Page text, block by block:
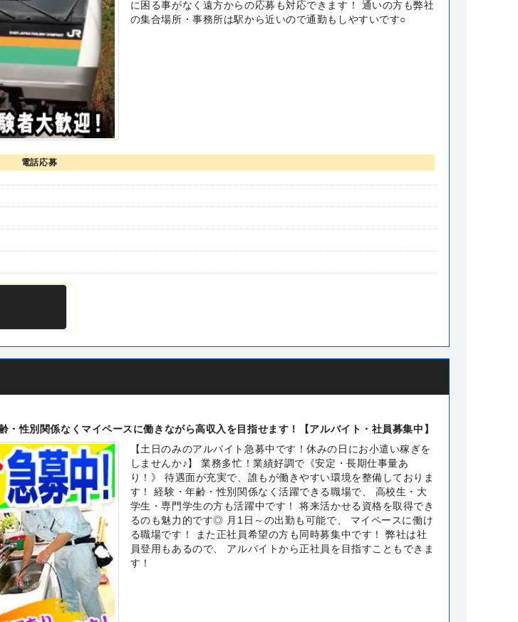
に困る事がなく遠方からの応募も対応できます！ 通いの方も弊社
の集合場所・事務所は駅から近いので通勤もしやすいです○
電話応募
性別関係なくマイペースに働きながら高収入を目指せます！【アルバイト・社員募集中】
【土日のみのアルバイト急募中です！休みの日にお小遣い稼ぎを
しませんか♪】 業務多忙！業績好調で《安定・長期仕事量あ
り！》 待遇面が充実で、誰もが働きやすい環境を整備しておりま
す！ 経験・年齢・性別関係なく活躍できる職場で、 高校生・大
学生・専門学生の方も活躍中です！ 将来活かせる資格を取得でき
るのも魅力的です◎ 月1日～の出勤も可能で、 マイペースに働け
る職場です！ また正社員希望の方も同時募集中です！ 弊社は社
員登用もあるので、 アルバイトから正社員を目指すこともできま
す！